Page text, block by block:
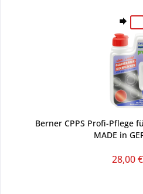
Berner CPPS Profi-Pflege
MADE in
28,00